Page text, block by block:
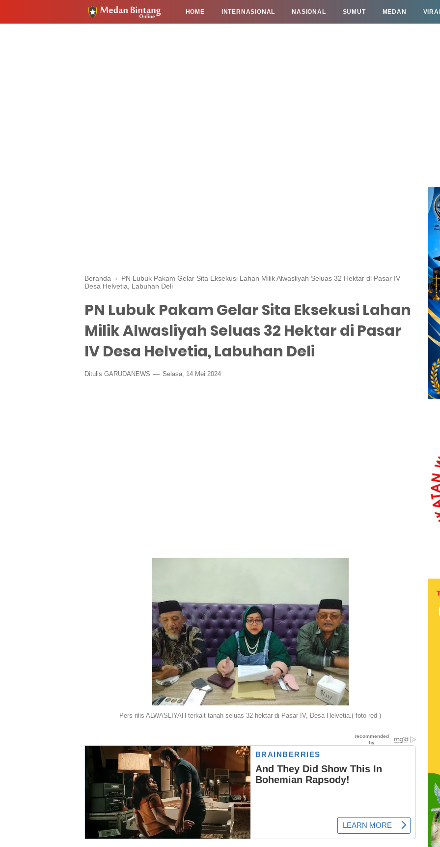
HOME INTERNASIONAL NASIONAL SUMUT MEDAN
Beranda › PN Lubuk Pakam Gelar Sita Eksekusi Lahan Milik Alwasliyah Seluas 32 Hektar di Pasar IV
Desa Helvetia, Labuhan Deli
PN Lubuk Pakam Gelar Sita Eksekusi Lahan
Milik Alwasliyah Seluas 32 Hektar di Pasar
IV Desa Helvetia, Labuhan Deli
Ditulis GARUDANEWS Selasa, 14 Mei 2024
Pers rilis ALWASLIYAH terkait tanah seluas 32 hektar di Pasar IV, Desa Helvetia.( foto red )